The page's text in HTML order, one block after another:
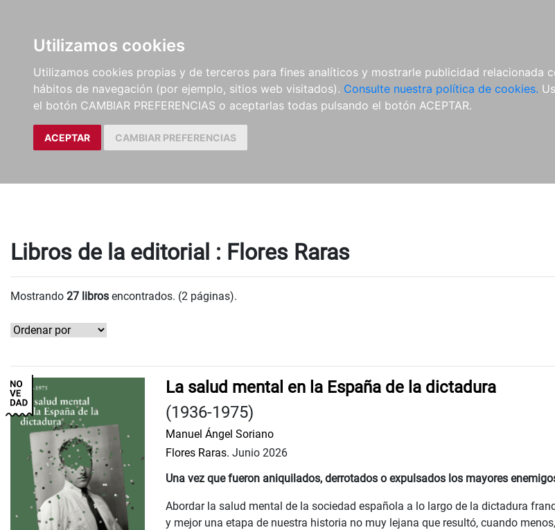
Utilizamos cookies
Utilizamos cookies propias y de terceros para fines analíticos y mostrarle publicidad relacionada
hábitos de navegación (por ejemplo, sitios web visitados). Consulte nuestra política de cookies.
el botón CAMBIAR PREFERENCIAS o aceptarlas todas pulsando el botón ACEPTAR.
ACEPTAR CAMBIAR PREFERENCIAS
Libros de la editorial : Flores Raras
Mostrando 27 libros encontrados. (2 páginas).
La salud mental en la España de la dictadura
(1936-1975)
Manuel Ángel Soriano
Flores Raras. Junio 2026
Una vez que fueron aniquilados, derrotados o expulsados los mayores
Abordar la salud mental de la sociedad española a lo largo de la dictadura
y mejor una etapa de nuestra historia no muy lejana que resultó, cuando